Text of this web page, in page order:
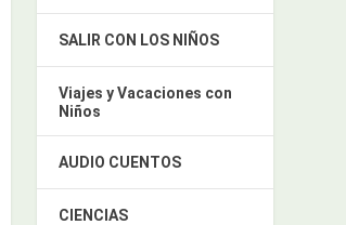
SALIR CON LOS NIÑOS
Viajes y Vacaciones con
Niños
AUDIO CUENTOS
CIENCIAS